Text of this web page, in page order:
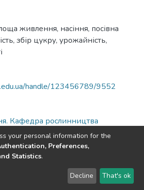
живлення, насіння, посівна
, збір цукру, урожайність,
handle/123456789/9552
Кафедра рослинництва
copyright © 2002-2026 LYRASIS
Send Feedback
your personal information for the
Preferences,
Statistics.
Decline That's ok